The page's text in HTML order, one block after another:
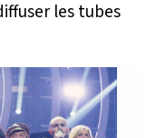
les tubes